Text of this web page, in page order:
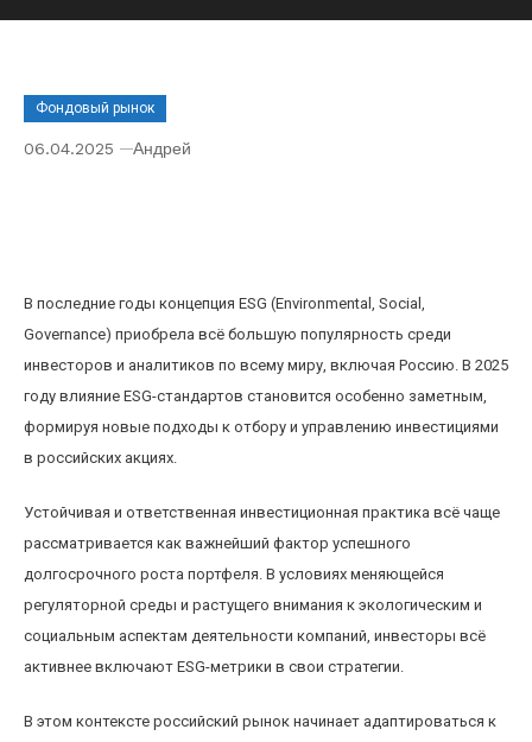
Фондовый рынок
06.04.2025 Андрей
В последние годы концепция ESG (Environmental, Social,
Governance) приобрела всё большую популярность среди
инвесторов и аналитиков по всему миру, включая Россию. В 2025
году влияние ESG-стандартов становится особенно заметным,
формируя новые подходы к отбору и управлению инвестициями
в российских акциях.
Устойчивая и ответственная инвестиционная практика всё чаще
рассматривается как важнейший фактор успешного
долгосрочного роста портфеля. В условиях меняющейся
регуляторной среды и растущего внимания к экологическим и
социальным аспектам деятельности компаний, инвесторы всё
активнее включают ESG-метрики в свои стратегии.
В этом контексте российский рынок начинает адаптироваться к